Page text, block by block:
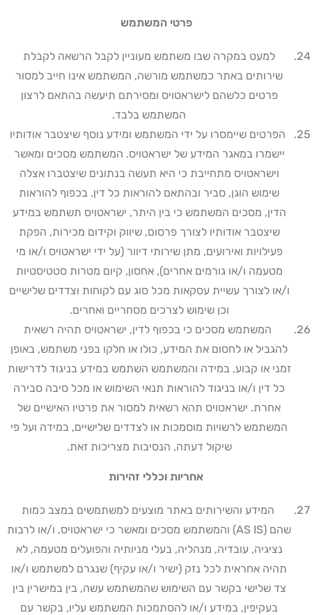
פרטי המשתמש
למעט במקרה שבו משתמש מעוניין לקבל הרשאה לקבלת
שירותים באתר כמשתמש מורשה, המשתמש אינו חייב למסור
פרטים כלשהם לישראטויס ומסירתם תיעשה בהתאם לרצון
המשתמש בלבד.
הפרטים שיימסרו על ידי המשתמש ומידע נוסף שיצטבר אודותיו
יישמרו במאגר המידע של ישראטויס. המשתמש מסכים ומאשר
וישראטויס מתחייבת כי היא תעשה בנתונים שיצטברו אצלה
שימוש הוגן, סביר ובהתאם להוראות כל דין. בכפוף להוראות
הדין, מסכים המשתמש כי בין היתר, ישראטויס תשתמש במידע
שיצטבר אודותיו לצורך פרסום, שיווק וקידום מכירות, הפקת
פעילויות ואירועים, מתן שירותי דיוור (על ידי ישראטויס ו/או מי
מטעמה ו/או גורמים אחרים), אחסון, קיום מטרות סטטיסטיות
ו/או לצורך עשיית עסקאות מכל סוג עם לקוחות וצדדים שלישיים
וכן שימוש לצרכים מסחריים ואחרים.
המשתמש מסכים כי בכפוף לדין, ישראטויס תהיה רשאית
להגביל או לחסום את המידע, כולו או חלקו בפני משתמש, באופן
זמני או קבוע, במידה והמשתמש השתמש במידע בניגוד לדרישות
כל דין ו/או בניגוד להוראות תנאי השימוש או מכל סיבה סבירה
אחרת. ישראטויס תהא רשאית למסור את פרטיו האישיים של
המשתמש לרשויות מוסמכות או לצדדים שלישיים, במידה ועל פי
שיקול דעתה, הנסיבות מצריכות זאת.
אחריות וכללי זהירות
המידע והשירותים באתר מוצעים למשתמשים במצב כמות
שהם (AS IS) והמשתמש מסכים ומאשר כי ישראטויס, ו/או לרבות
נציגיה, עובדיה, מנהליה, בעלי מניותיה והפועלים מטעמה, לא
תהיה אחראית לכל נזק (ישיר ו/או עקיף) שנגרם למשתמש ו/או
צד שלישי בקשר עם השימוש שהמשתמש עשה, בין במישרין בין
בעקיפין, במידע ו/או להסתמכות המשתמש עליו, בקשר עם